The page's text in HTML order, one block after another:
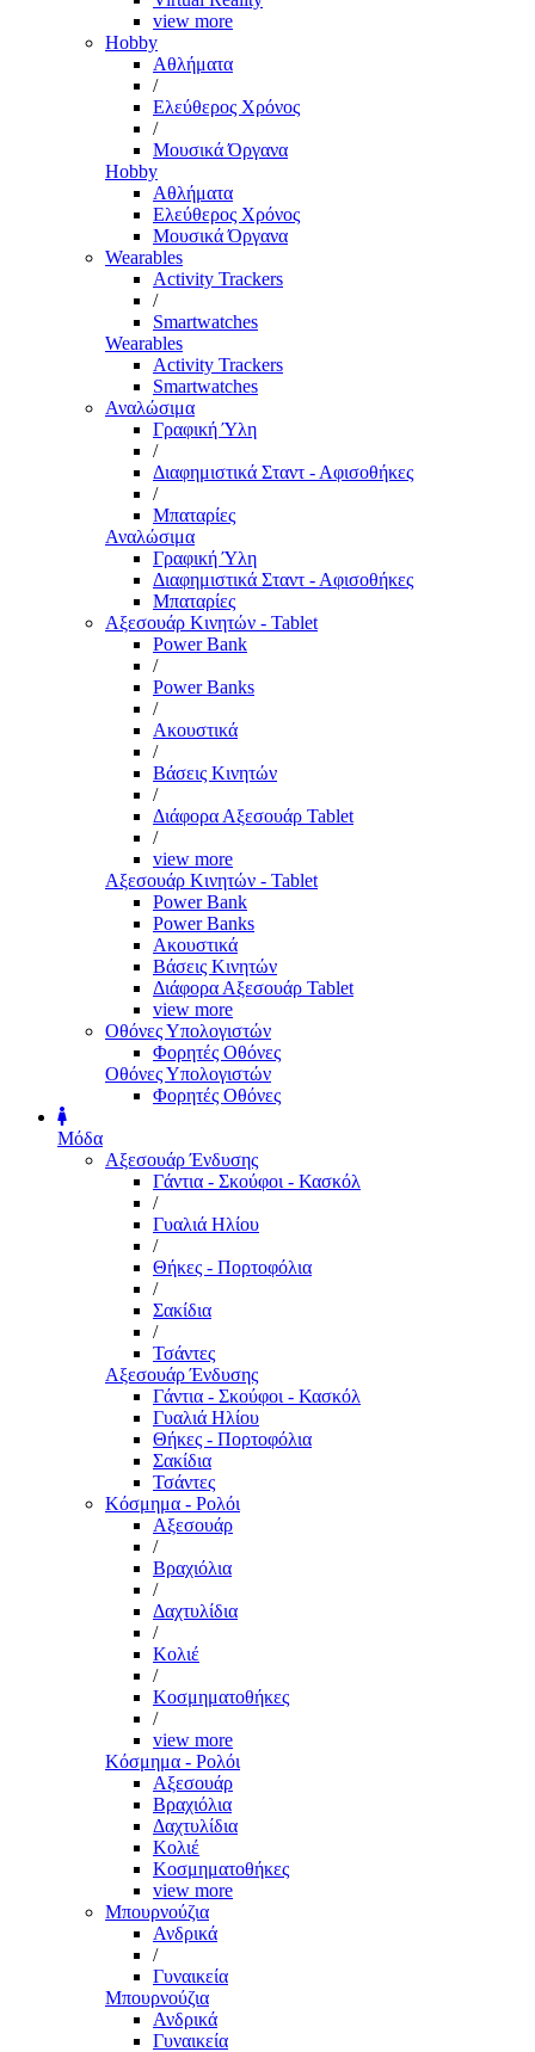
view more
Hobby
Αθλήματα
/
Ελεύθερος Χρόνος
/
Μουσικά Όργανα
Hobby
Αθλήματα
Ελεύθερος Χρόνος
Μουσικά Όργανα
Wearables
Activity Trackers
/
Smartwatches
Wearables
Activity Trackers
Smartwatches
Αναλώσιμα
Γραφική Ύλη
/
Διαφημιστικά Σταντ - Αφισοθήκες
/
Μπαταρίες
Αναλώσιμα
Γραφική Ύλη
Διαφημιστικά Σταντ - Αφισοθήκες
Μπαταρίες
Αξεσουάρ Κινητών - Tablet
Power Bank
/
Power Banks
/
Ακουστικά
/
Βάσεις Κινητών
/
Διάφορα Αξεσουάρ Tablet
/
view more
Αξεσουάρ Κινητών - Tablet
Power Bank
Power Banks
Ακουστικά
Βάσεις Κινητών
Διάφορα Αξεσουάρ Tablet
view more
Οθόνες Υπολογιστών
Φορητές Οθόνες
Οθόνες Υπολογιστών
Φορητές Οθόνες
Μόδα
Αξεσουάρ Ένδυσης
Γάντια - Σκούφοι - Κασκόλ
/
Γυαλιά Ηλίου
/
Θήκες - Πορτοφόλια
/
Σακίδια
/
Τσάντες
Αξεσουάρ Ένδυσης
Γάντια - Σκούφοι - Κασκόλ
Γυαλιά Ηλίου
Θήκες - Πορτοφόλια
Σακίδια
Τσάντες
Κόσμημα - Ρολόι
Αξεσουάρ
/
Βραχιόλια
/
Δαχτυλίδια
/
Κολιέ
/
Κοσμηματοθήκες
/
view more
Κόσμημα - Ρολόι
Αξεσουάρ
Βραχιόλια
Δαχτυλίδια
Κολιέ
Κοσμηματοθήκες
view more
Μπουρνούζια
Ανδρικά
/
Γυναικεία
Μπουρνούζια
Ανδρικά
Γυναικεία